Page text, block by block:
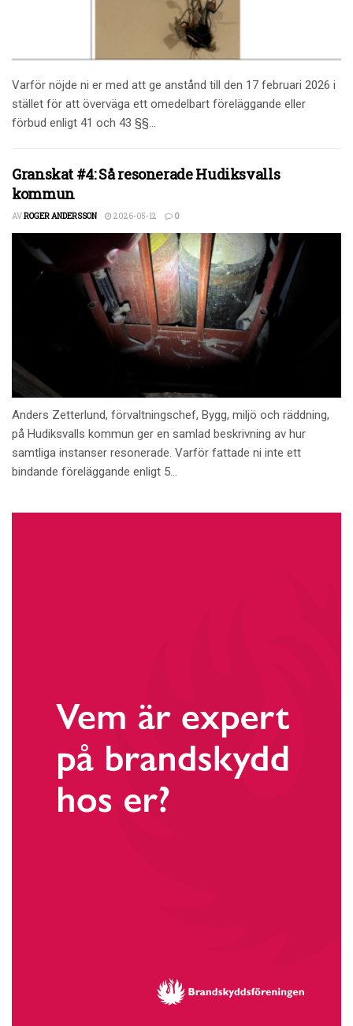
Varför nöjde ni er med att ge anstånd till den 17 februari 2026 i
stället för att överväga ett omedelbart föreläggande eller
förbud enligt 41 och 43 §§...
Granskat #4: Så resonerade Hudiksvalls
kommun
AVROGER ANDERSSON 2026-05-12 0
Anders Zetterlund, förvaltningschef, Bygg, miljö och räddning,
på Hudiksvalls kommun ger en samlad beskrivning av hur
samtliga instanser resonerade. Varför fattade ni inte ett
bindande föreläggande enligt 5...